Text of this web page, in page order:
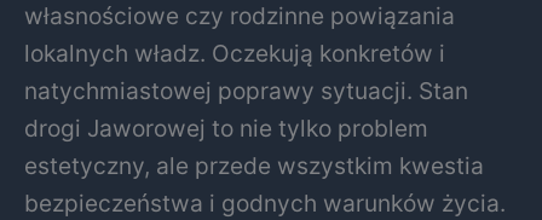
własnościowe czy rodzinne powiązania
lokalnych władz. Oczekują konkretów i
natychmiastowej poprawy sytuacji. Stan
drogi Jaworowej to nie tylko problem
estetyczny, ale przede wszystkim kwestia
bezpieczeństwa i godnych warunków życia.